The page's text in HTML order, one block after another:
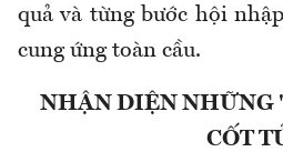
quả và từng bước hội
cung ứng toàn cầu.
NHẬN DIỆN
CỐT